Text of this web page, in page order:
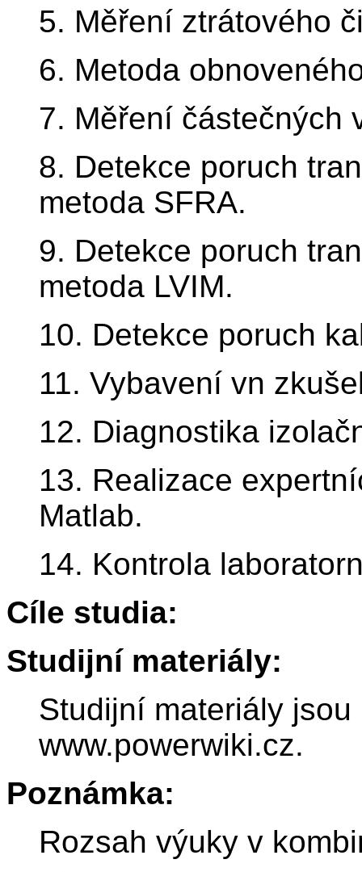
5. Měření ztrátového
6. Metoda
7. Měření částečných
8. Detekce poruch
metoda SFRA.
9. Detekce poruch
metoda LVIM.
10. Detekce poruch
11. Vybavení vn
12. Diagnostika
13. Realizace
Matlab.
14. Kontrola
Cíle studia:
Studijní materiály:
Studijní materiály
www.powerwiki.cz.
Poznámka:
Rozsah výuky v